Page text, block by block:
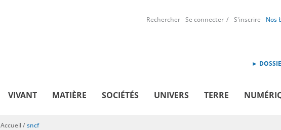
Rechercher Se connecter S'inscrire Nos
►
VIVANT MATIÈRE SOCIÉTÉS UNIVERS TERRE
Vous êtes ici
Accueil/sncf